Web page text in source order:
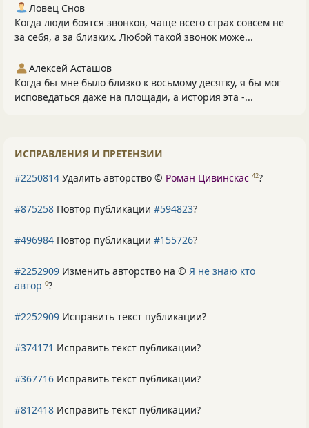
Ловец Снов
Когда люди боятся звонков, чаще всего страх совсем не
за себя, а за близких. Любой такой звонок може...
Алексей Асташов
Когда бы мне было близко к восьмому десятку, я бы мог
исповедаться даже на площади, а история эта -...
ИСПРАВЛЕНИЯ И ПРЕТЕНЗИИ
#2250814 Удалить авторство © Роман Цивинскас 42?
#875258 Повтор публикации #594823?
#496984 Повтор публикации #155726?
#2252909 Изменить авторство на © Я не знаю кто
автор 0?
#2252909 Исправить текст публикации?
#374171 Исправить текст публикации?
#367716 Исправить текст публикации?
#812418 Исправить текст публикации?